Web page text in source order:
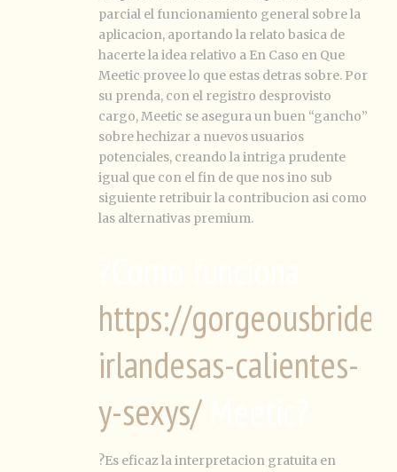
parcial el funcionamiento general sobre la
aplicacion, aportando la relato basica de
hacerte la idea relativo a En Caso en Que
Meetic provee lo que estas detras sobre. Por
su prenda, con el registro desprovisto
cargo, Meetic se asegura un buen “gancho”
sobre hechizar a nuevos usuarios
potenciales, creando la intriga prudente
igual que con el fin de que nos ino sub
siguiente retribuir la contribucion asi­ como
las alternativas premium.
https://
irlandesas-calientes-
y-sexys/Meetic?
?Es eficaz la interpretacion gratuita en